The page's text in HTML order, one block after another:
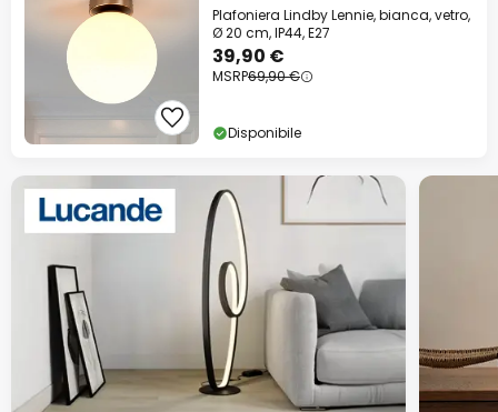
Plafoniera Lindby Lennie, bianca, vetro,
Ø 20 cm, IP44, E27
39,90 €
MSRP69,90 €
Disponibile